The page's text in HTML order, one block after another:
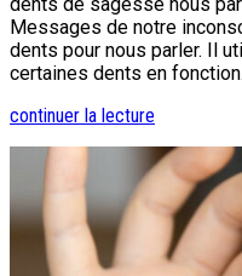
Messages de notre
dents pour nous parler. Il
certaines dents en
continuer la lecture